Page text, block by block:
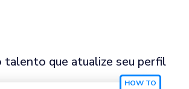
talento que atualize seu perfil